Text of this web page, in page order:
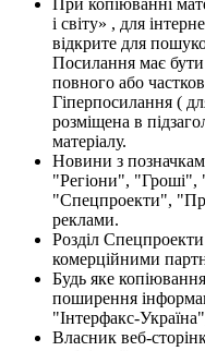
При копіюванні
і світу» , для
відкрите для
Посилання має бути
повного або
Гіперпосилання (
розміщена в
матеріалу.
Новини з
"Регіони",
"Спецпроекти",
реклами.
Розділ
комерційними
Будь яке
поширення
"Інтерфакс-
Власник веб-